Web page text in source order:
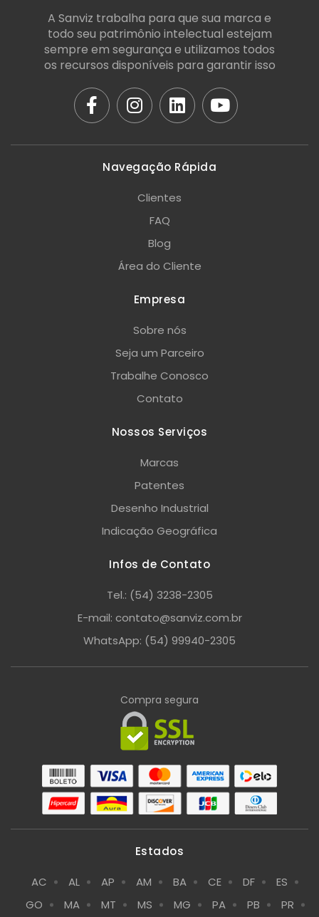
A Sanviz trabalha para que sua marca e
todo seu patrimônio intelectual estejam
sempre em segurança e utilizamos todos
os recursos disponíveis para garantir isso
Navegação Rápida
Clientes
FAQ
Blog
Área do Cliente
Empresa
Sobre nós
Seja um Parceiro
Trabalhe Conosco
Contato
Nossos Serviços
Marcas
Patentes
Desenho Industrial
Indicação Geográfica
Infos de Contato
Tel.: (54) 3238-2305
E-mail: contato@sanviz.com.br
WhatsApp: (54) 99940-2305
Compra segura
Estados
AC AL AP AM BA CE DF
ES
GO
MA MT MS MG PA PB PR